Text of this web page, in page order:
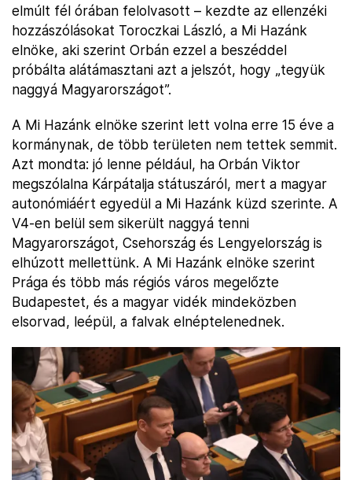
elmúlt fél órában felolvasott – kezdte az ellenzéki
hozzászólásokat Toroczkai László, a Mi Hazánk
elnöke, aki szerint Orbán ezzel a beszéddel
próbálta alátámasztani azt a jelszót, hogy „tegyük
naggyá Magyarországot”.
A Mi Hazánk elnöke szerint lett volna erre 15 éve a
kormánynak, de több területen nem tettek semmit.
Azt mondta: jó lenne például, ha Orbán Viktor
megszólalna Kárpátalja státuszáról, mert a magyar
autonómiáért egyedül a Mi Hazánk küzd szerinte. A
V4-en belül sem sikerült naggyá tenni
Magyarországot, Csehország és Lengyelország is
elhúzott mellettünk. A Mi Hazánk elnöke szerint
Prága és több más régiós város megelőzte
Budapestet, és a magyar vidék mindeközben
elsorvad, leépül, a falvak elnéptelenednek.